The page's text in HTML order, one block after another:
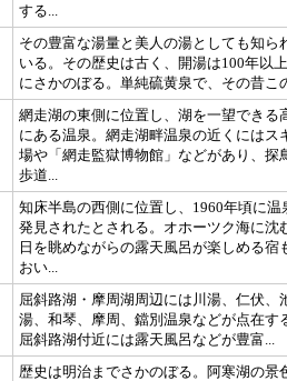
する...
その豊富な湯量と美人の湯としても知ら
いる。その歴史は古く、開湯は100年以
にさかのぼる。単純硫黄泉で、その昔こ
網走湖の東側に位置し、湖を一望できる
にある温泉。網走湖畔温泉の近くにはス
場や「網走監獄博物館」などがあり、探
歩道...
知床半島の西側に位置し、1960年頃に温
発見されたとされる。オホーツク海に沈
日を眺めながらの露天風呂が楽しめる宿
おい...
屈斜路湖・摩周湖周辺には川湯、仁伏、
湯、和琴、摩周、鐺別温泉などが点在す
屈斜路湖付近には露天風呂などが豊富...
歴史は明治までさかのぼる。阿寒湖の景